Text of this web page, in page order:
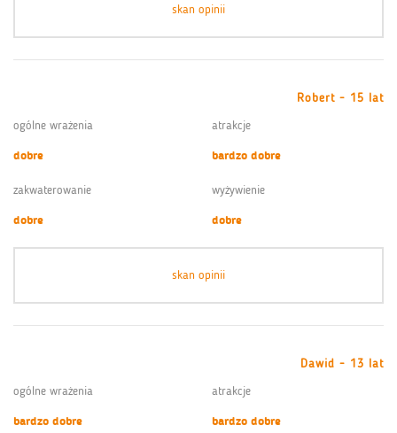
skan opinii
Robert - 15 lat
ogólne wrażenia
dobre
atrakcje
bardzo dobre
zakwaterowanie
dobre
wyżywienie
dobre
skan opinii
Dawid - 13 lat
ogólne wrażenia
bardzo dobre
atrakcje
bardzo dobre